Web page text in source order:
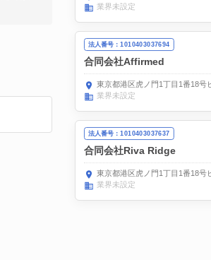
業界未設定
法人番号：1010403037694
合同会社Affirmed
東京都港区虎ノ門1丁目1番18号
業界未設定
法人番号：1010403037637
合同会社Riva Ridge
東京都港区虎ノ門1丁目1番18号
業界未設定